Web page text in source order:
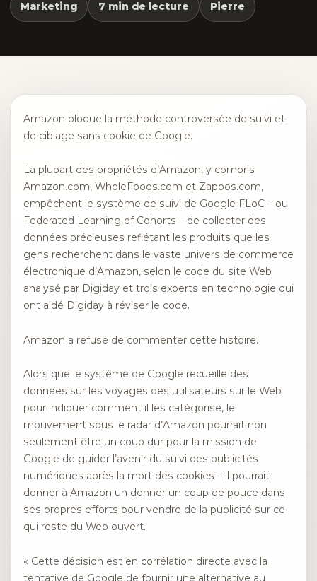
Marketing 7 min de lecture Pierre
Amazon bloque la méthode controversée de suivi et
de ciblage sans cookie de Google.
La plupart des propriétés d’Amazon, y compris
Amazon.com, WholeFoods.com et Zappos.com,
empêchent le système de suivi de Google FLoC – ou
Federated Learning of Cohorts – de collecter des
données précieuses reflétant les produits que les
gens recherchent dans le vaste univers de commerce
électronique d’Amazon, selon le code du site Web
analysé par Digiday et trois experts en technologie qui
ont aidé Digiday à réviser le code.
Amazon a refusé de commenter cette histoire.
Alors que le système de Google recueille des
données sur les voyages des utilisateurs sur le Web
pour indiquer comment il les catégorise, le
mouvement sous le radar d’Amazon pourrait non
seulement être un coup dur pour la mission de
Google de guider l’avenir du suivi des publicités
numériques après la mort des cookies – il pourrait
donner à Amazon un donner un coup de pouce dans
ses propres efforts pour vendre de la publicité sur ce
qui reste du Web ouvert.
« Cette décision est en corrélation directe avec la
tentative de Google de fournir une alternative au